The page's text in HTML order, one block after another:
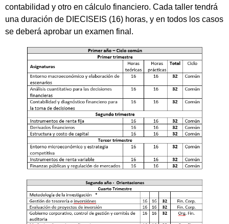
contabilidad y otro en cálculo financiero. Cada taller tendrá
una duración de DIECISEIS (16) horas, y en todos los casos
se deberá aprobar un examen final.